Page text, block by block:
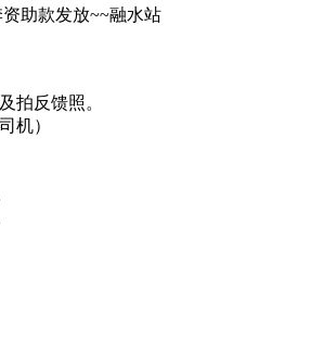
放~~融水站
拍反馈照。
机）